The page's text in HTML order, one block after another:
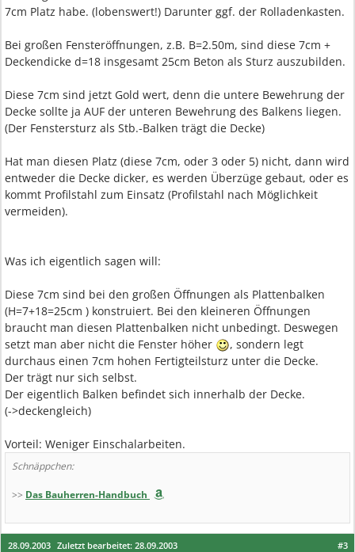
7cm Platz habe. (lobenswert!) Darunter ggf. der Rolladenkasten.
Bei großen Fensteröffnungen, z.B. B=2.50m, sind diese 7cm +
Deckendicke d=18 insgesamt 25cm Beton als Sturz auszubilden.
Diese 7cm sind jetzt Gold wert, denn die untere Bewehrung der
Decke sollte ja AUF der unteren Bewehrung des Balkens liegen.
(Der Fenstersturz als Stb.-Balken trägt die Decke)
Hat man diesen Platz (diese 7cm, oder 3 oder 5) nicht, dann wird
entweder die Decke dicker, es werden Überzüge gebaut, oder es
kommt Profilstahl zum Einsatz (Profilstahl nach Möglichkeit
vermeiden).
Was ich eigentlich sagen will:
Diese 7cm sind bei den großen Öffnungen als Plattenbalken
(H=7+18=25cm ) konstruiert. Bei den kleineren Öffnungen
braucht man diesen Plattenbalken nicht unbedingt. Deswegen
setzt man aber nicht die Fenster höher
, sondern legt
durchaus einen 7cm hohen Fertigteilsturz unter die Decke.
Der trägt nur sich selbst.
Der eigentlich Balken befindet sich innerhalb der Decke.
(->deckengleich)
Vorteil: Weniger Einschalarbeiten.
Schnäppchen:
>> Das Bauherren-Handbuch
#3
28.09.2003 Zuletzt bearbeitet: 28.09.2003